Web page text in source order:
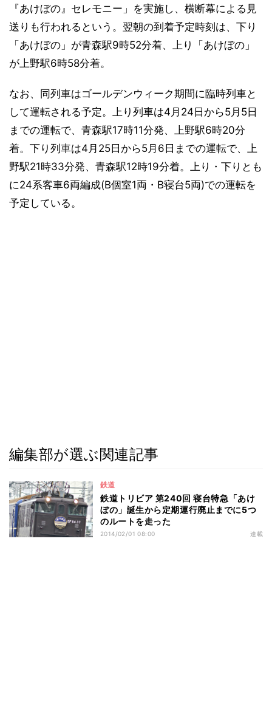
『あけぼの』セレモニー」を実施し、横断幕による見
送りも行われるという。翌朝の到着予定時刻は、下り
「あけぼの」が青森駅9時52分着、上り「あけぼの」
が上野駅6時58分着。
なお、同列車はゴールデンウィーク期間に臨時列車と
して運転される予定。上り列車は4月24日から5月5日
までの運転で、青森駅17時11分発、上野駅6時20分
着。下り列車は4月25日から5月6日までの運転で、上
野駅21時33分発、青森駅12時19分着。上り・下りとも
に24系客車6両編成(B個室1両・B寝台5両)での運転を
予定している。
編集部が選ぶ関連記事
鉄道
鉄道トリビア 第240回 寝台特急「あけ
ぼの」誕生から定期運行廃止までに5つ
のルートを走った
2014/02/01 08:00 連載